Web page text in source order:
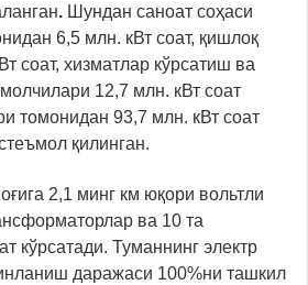
. Шундан саноат соҳаси
6,5 млн. кВт соат, қишлоқ
соат, хизматлар кўрсатиш ва
12,7 млн. кВт соат
томонидан 93,7 млн. кВт соат
қилинган.
2,1 минг км юқори вольтли
ва 10 та
кўрсатади. Туманнинг электр
даражаси 100%ни ташкил